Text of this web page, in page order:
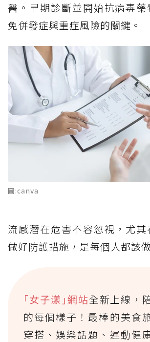
醫。早期診斷並開始抗病毒
免併發症與重症風險的關鍵。
圖:canva
流感潛在危害不容忽視，尤其
做好防護措施，是每個人都該
｢女子漾｣網站全新上線，
的每個樣子！最棒的美食
穿搭、娛樂話題、運動健